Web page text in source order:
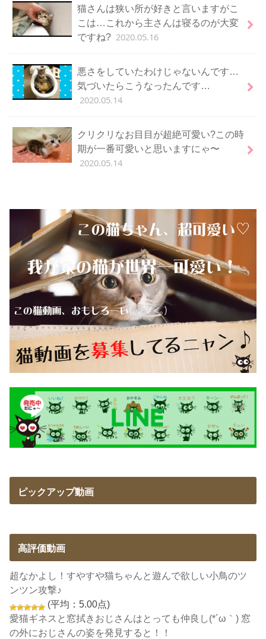
猫さんは狭い所が好きと言いますがこ
こは…これから主さんは寝るのが大変
ですね? 2020.05.16
悪さをしていたわけじゃないんです…
気づいたらこうなったんです…
2020.05.14
クリクリなお目目が超絶可愛い?この時
期が一番可愛いと思いますにゃ〜
2020.05.14
ピックアップ動画
高評価動画
超なかよし！すやすや猫ちゃんと遊んで欲しい小鳥のツ
ンツン攻撃♪
(平均：5.00点)
愛猫ギネスと窓拭きおじさんはとっても仲良し(*´ω｀) 窓
の外におじさんの姿を発見すると！！